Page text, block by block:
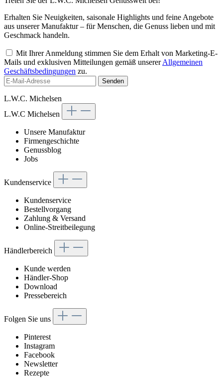
Erhalten Sie Neuigkeiten, saisonale Highlights und feine Angebote
aus unserer Manufaktur – für Menschen, die Genuss lieben und mit
Geschmack handeln.
Mit Ihrer Anmeldung stimmen Sie dem Erhalt von Marketing-E-
Mails und exklusiven Mitteilungen gemäß unsererAllgemeinen
Geschäftsbedingungen zu.
Senden
L.W.C. Michelsen
L.W.C Michelsen
Unsere Manufaktur
Firmengeschichte
Genussblog
Jobs
Kundenservice
Kundenservice
Bestellvorgang
Zahlung & Versand
Online-Streitbeilegung
Händlerbereich
Kunde werden
Händler-Shop
Download
Pressebereich
Folgen Sie uns
Pinterest
Instagram
Facebook
Newsletter
Rezepte